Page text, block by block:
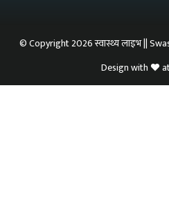
© Copyright 2026 स्वास्थ्य लाइभ ||
Design with